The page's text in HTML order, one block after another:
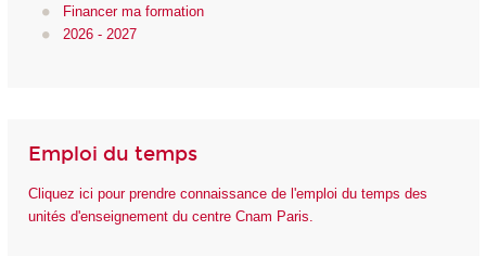
Financer ma formation
2026 - 2027
Emploi du temps
Cliquez ici pour prendre connaissance de l'emploi du temps des
unités d'enseignement du centre Cnam Paris.